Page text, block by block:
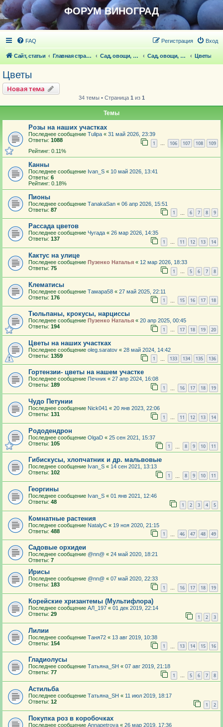
ФОРУМ ВИНОГРАД
FAQ Вход
Регистрация
Сайт, статьи Главная страница Сад, овощи, ягодники, цветы, беседка Сад, овощи, ягодники, цветы Цветы
Цветы
Новая тема
34 темы • Страница 1 из 1
Темы
Розы на наших участках
Последнее сообщение Tulipa « 31 май 2026, 23:39
Ответы: 1088 1 … 106 107 108 109
Рейтинг: 0.11%
Канны
Последнее сообщение Ivan_S « 10 май 2026, 13:41
Ответы: 6
Рейтинг: 0.18%
Пионы
Последнее сообщение ТаnakaSan « 06 апр 2026, 15:51
Ответы: 87 1 6 7 8 9
Рассада цветов
Последнее сообщение Чугада « 26 мар 2026, 14:35
Ответы: 137 1 … 11 12 13 14
Кактус на улице
Последнее сообщение Пузенко Наталья « 12 мар 2026, 18:33
Ответы: 75 1 … 5 6 7 8
Клематисы
Последнее сообщение Тамара58 « 27 май 2025, 22:11
Ответы: 176 1 15 16 17 18
Тюльпаны, крокусы, нарциссы
Последнее сообщение Пузенко Наталья « 20 апр 2025, 00:45
Ответы: 194 1 … 17 18 19 20
Цветы на наших участках
Последнее сообщение oleg.saratov « 28 май 2024, 14:42
Ответы: 1359 1 133 134 135 136
Гортензии- цветы на нашем участке
Последнее сообщение Печник « 27 апр 2024, 16:08
Ответы: 189 1 16 17 18 19
Чудо Петунии
Последнее сообщение Nick041 « 20 янв 2023, 22:06
Ответы: 131 1 … 11 12 13 14
Рододендрон
Последнее сообщение OlgaD « 25 сен 2021, 15:37
Ответы: 105 1 8 9 10 11
Гибискусы, хлопчатник и др. мальвовые
Последнее сообщение Ivan_S « 14 сен 2021, 13:13
Ответы: 102 1 8 9 10 11
Георгины
Последнее сообщение Ivan_S « 01 янв 2021, 12:46
Ответы: 48 1 2 3 4 5
Комнатные растения
Последнее сообщение NatalyС « 19 ноя 2020, 21:15
Ответы: 488 1 46 47 48 49
Садовые орхидеи
Последнее сообщение @nn@ « 24 май 2020, 18:21
Ответы: 7
Ирисы
Последнее сообщение @nn@ « 07 май 2020, 22:33
Ответы: 183 1 … 16 17 18 19
Корейские хризантемы (Мультифлора)
Последнее сообщение АЛ_197 « 01 дек 2019, 22:14
Ответы: 29 1 2 3
Лилии
Последнее сообщение Таня72 « 13 авг 2019, 10:38
Ответы: 154 1 13 14 15 16
Гладиолусы
Последнее сообщение Татьяна_SH « 07 авг 2019, 21:18
Ответы: 77 1 … 5 6 7 8
Астильба
Последнее сообщение Татьяна_SH « 11 июл 2019, 18:17
Ответы: 12 1 2
Покупка роз в коробочках
Последнее сообщение Annapetrova « 26 мар 2019, 17:36